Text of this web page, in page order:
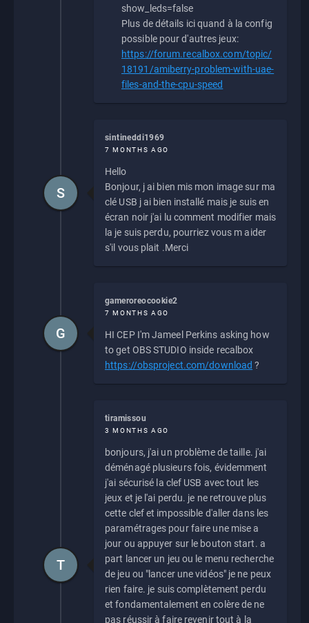
show_leds=false
Plus de détails ici quand à la config
possible pour d'autres jeux:
https://forum.recalbox.com/topic/
18191/amiberry-problem-with-uae-
files-and-the-cpu-speed
sintineddi1969
7 MONTHS AGO
Hello
Bonjour, j ai bien mis mon image sur ma
clé USB j ai bien installé mais je suis en
écran noir j'ai lu comment modifier mais
la je suis perdu, pourriez vous m aider
s'il vous plait .Merci
S
gameroreocookie2
7 MONTHS AGO
HI CEP I'm Jameel Perkins asking how
to get OBS STUDIO inside recalbox
https://obsproject.com/download ?
G
tiramissou
3 MONTHS AGO
bonjours, j'ai un problème de taille. j'ai
déménagé plusieurs fois, évidemment
j'ai sécurisé la clef USB avec tout les
jeux et je l'ai perdu. je ne retrouve plus
cette clef et impossible d'aller dans les
paramétrages pour faire une mise a
jour ou appuyer sur le bouton start. a
part lancer un jeu ou le menu recherche
de jeu ou "lancer une vidéos" je ne peux
rien faire. je suis complètement perdu
et fondamentalement en colère de ne
pas réussir à faire revenir tout à la
T